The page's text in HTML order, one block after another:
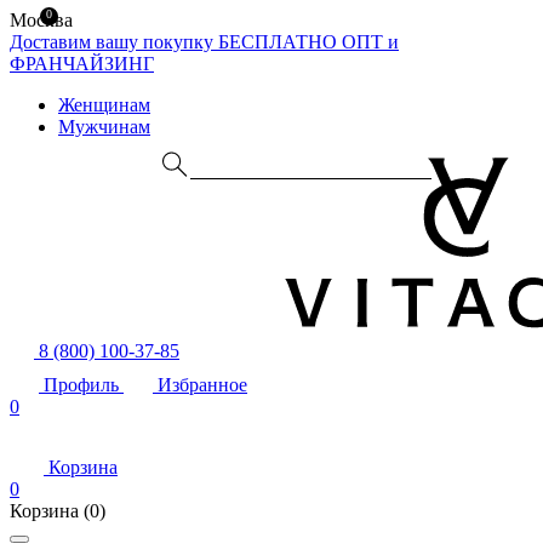
Москва
Доставим вашу покупку БЕСПЛАТНО ОПТ и
ФРАНЧАЙЗИНГ
Женщинам
Мужчинам
8 (800) 100-37-85
Профиль
Избранное
0
Корзина
0
Корзина (0)
0